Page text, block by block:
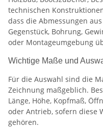
technischen
dass die Abmessungen
Gegenstück, Bohrung,
oder Montageumgebung
Wichtige Maße und
Für die Auswahl sind die
Zeichnung maßgeblich.
Länge, Höhe, Kopfmaß,
oder Antrieb, sofern diese
gehören.